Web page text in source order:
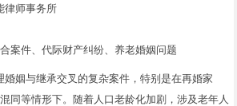
律师事务所
案件、代际财产纠纷、养老婚姻问题
婚姻与继承交叉的复杂案件，特别是在再婚家
同等情形下。随着人口老龄化加剧，涉及老年人